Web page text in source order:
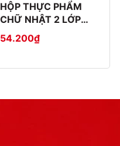
HỘP THỰC PHẨM
CHỮ NHẬT 2 LỚP
THÁI ĐẠI HOKORI
6572-3
54.200₫